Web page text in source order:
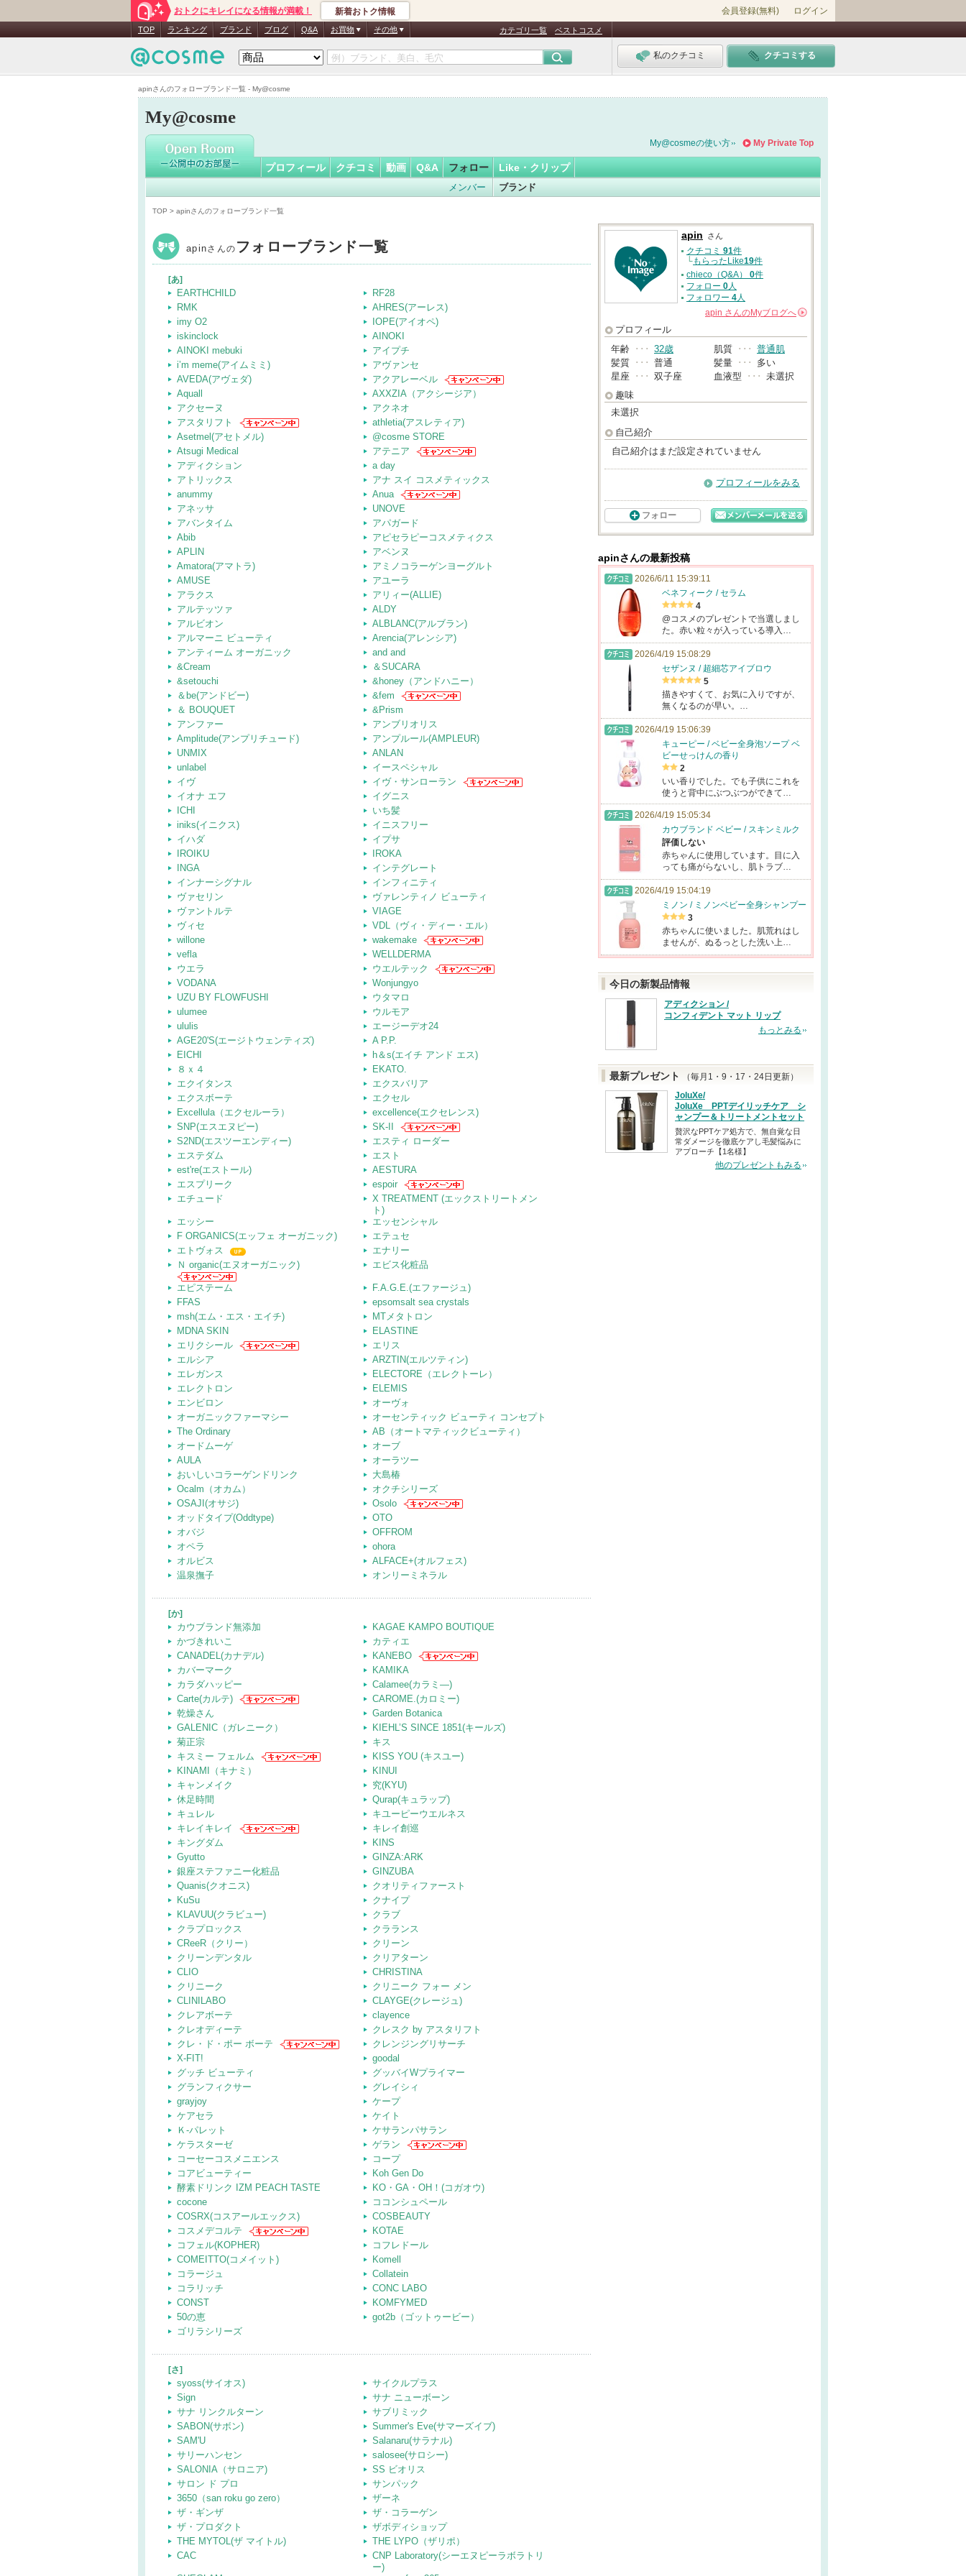
apinさんのフォローブランド一覧 - My@cosme
おトクにキレイになる情報が満載！ 新着おトク情報 会員登録(無料) ログイン
TOP ランキング ブランド ブログ Q&A お買物 その他 カテゴリ一覧 ベストコスメ
私のクチコミ クチコミする
My@cosme
apinさん
My Private Top
My@cosmeの使い方
プロフィール クチコミ 動画 Q&A フォロー
メンバー ブランド
Like・クリップ
TOP > apinさんのフォローブランド一覧
apinさんの フォローブランド一覧
[あ]
EARTHCHILD
RF28
RMK
AHRES(アーレス)
imy O2
IOPE(アイオペ)
iskinclock
AINOKI
AINOKI mebuki
アイプチ
i’m meme(アイムミミ)
アヴァンセ
AVEDA(アヴェダ)
アクアレーベル
Aquall
AXXZIA（アクシージア）
アクセーヌ
アクネオ
アスタリフト
athletia(アスレティア)
Asetmel(アセトメル)
@cosme STORE
Atsugi Medical
アテニア
アディクション
a day
アトリックス
アナ スイ コスメティックス
anummy
Anua
アネッサ
UNOVE
アバンタイム
アパガード
Abib
アピセラピーコスメティクス
APLIN
アベンヌ
Amatora(アマトラ)
アミノコラーゲンヨーグルト
AMUSE
アユーラ
アラクス
アリィー(ALLIE)
アルテッツァ
ALDY
アルビオン
ALBLANC(アルブラン)
アルマーニ ビューティ
Arencia(アレンシア)
アンティーム オーガニック
and and
&Cream
＆SUCARA
&setouchi
&honey（アンドハニー）
＆be(アンドビー)
&fem
＆ BOUQUET
&Prism
アンファー
アンブリオリス
Amplitude(アンプリチュード)
アンプルール(AMPLEUR)
UNMIX
ANLAN
unlabel
イースペシャル
イヴ
イヴ・サンローラン
イオナ エフ
イグニス
ICHI
いち髪
iniks(イニクス)
イニスフリー
イハダ
イプサ
IROIKU
IROKA
INGA
インテグレート
インナーシグナル
インフィニティ
ヴァセリン
ヴァレンティノ ビューティ
ヴァントルテ
VIAGE
ヴィセ
VDL（ヴィ・ディー・エル）
willone
wakemake
vefla
WELLDERMA
ウエラ
ウエルテック
VODANA
Wonjungyo
UZU BY FLOWFUSHI
ウタマロ
ulumee
ウルモア
ululis
エージーデオ24
AGE20'S(エージトウェンティズ)
A P.P.
EICHI
h＆s(エイチ アンド エス)
８ｘ４
EKATO.
エクイタンス
エクスバリア
エクスボーテ
エクセル
Excellula（エクセルーラ）
excellence(エクセレンス)
SNP(エスエヌピー)
SK-II
S2ND(エスツーエンディー)
エスティ ローダー
エステダム
エスト
est're(エストール)
AESTURA
エスプリーク
espoir
エチュード
X TREATMENT (エックストリートメン
ト)
エッシー
エッセンシャル
F ORGANICS(エッフェ オーガニック)
エテュセ
エトヴォス
エナリー
Ｎ organic(エヌオーガニック)
エビス化粧品
エピステーム
F.A.G.E.(エファージュ)
FFAS
epsomsalt sea crystals
msh(エム・エス・エイチ)
MTメタトロン
MDNA SKIN
ELASTINE
エリクシール
エリス
エルシア
ARZTIN(エルツティン)
エレガンス
ELECTORE（エレクトーレ）
エレクトロン
ELEMIS
エンビロン
オーヴォ
オーガニックファーマシー
オーセンティック ビューティ コンセプト
The Ordinary
AB（オートマティックビューティ）
オードムーゲ
オーブ
AULA
オーラツー
おいしいコラーゲンドリンク
大島椿
Ocalm（オカム）
オクチシリーズ
OSAJI(オサジ)
Osolo
オッドタイプ(Oddtype)
OTO
オバジ
OFFROM
オペラ
ohora
オルビス
ALFACE+(オルフェス)
温泉撫子
オンリーミネラル
[か]
カウブランド無添加
KAGAE KAMPO BOUTIQUE
かづきれいこ
カティエ
CANADEL(カナデル)
KANEBO
カバーマーク
KAMIKA
カラダハッピー
Calamee(カラミ―)
Carte(カルテ)
CAROME.(カロミー)
乾燥さん
Garden Botanica
GALENIC（ガレニーク）
KIEHL’S SINCE 1851(キールズ)
菊正宗
キス
キスミー フェルム
KISS YOU (キスユー)
KINAMI（キナミ）
KINUI
キャンメイク
究(KYU)
休足時間
Qurap(キュラップ)
キュレル
キユーピーウエルネス
キレイキレイ
キレイ創巡
キングダム
KINS
Gyutto
GINZA:ARK
銀座ステファニー化粧品
GINZUBA
Quanis(クオニス)
クオリティファースト
KuSu
クナイプ
KLAVUU(クラビュー)
クラブ
クラプロックス
クラランス
CReeR（クリー）
クリーン
クリーンデンタル
クリアターン
CLIO
CHRISTINA
クリニーク
クリニーク フォー メン
CLINILABO
CLAYGE(クレージュ)
クレアボーテ
clayence
クレオディーテ
クレスク by アスタリフト
クレ・ド・ポー ボーテ
クレンジングリサーチ
X-FIT!
goodal
グッチ ビューティ
グッバイWプライマー
グランフィクサー
グレイシィ
grayjoy
ケープ
ケアセラ
ケイト
Ｋ-パレット
ケサランパサラン
ケラスターゼ
ゲラン
コーセーコスメニエンス
コープ
コアビューティー
Koh Gen Do
酵素ドリンク IZM PEACH TASTE
KO・GA・OH！(コガオウ)
cocone
ココンシュペール
COSRX(コスアールエックス)
COSBEAUTY
コスメデコルテ
KOTAE
コフェル(KOPHER)
コフレドール
COMEITTO(コメイット)
Komell
コラージュ
Collatein
コラリッチ
CONC LABO
CONST
KOMFYMED
50の恵
got2b（ゴットゥービー）
ゴリラシリーズ
[さ]
syoss(サイオス)
サイクルプラス
Sign
サナ ニューボーン
サナ リンクルターン
サブリミック
SABON(サボン)
Summer's Eve(サマーズイブ)
SAM'U
Salanaru(サラナル)
サリーハンセン
salosee(サロシー)
SALONIA（サロニア)
SS ビオリス
サロン ド プロ
サンパック
3650（san roku go zero）
ザーネ
ザ・ギンザ
ザ・コラーゲン
ザ・プロダクト
ザボディショップ
THE MYTOL(ザ マイトル)
THE LYPO（ザリポ）
CAC
CNP Laboratory(シーエヌピーラボラトリ
ー)
apin さん
クチコミ 91件
└もらったLike19件
chieco（Q&A） 0件
フォロー 0人
フォロワー 4人
apin さんのMyブログへ
プロフィール
年齢 ･･･ 32歳 肌質 ･･･ 普通肌
髪質 ･･･ 普通 髪量 ･･･
多い
星座 ･･･ 双子座 血液型 ･･･ 未選択
趣味
未選択
自己紹介
自己紹介はまだ設定されていません
プロフィールをみる
フォロー
apinさんの最新投稿
2026/6/11 15:39:11
ベネフィーク / セラム
4
@コスメのプレゼントで当選しまし
た。赤い粒々が入っている導入…
2026/4/19 15:08:29
セザンヌ / 超細芯アイブロウ
5
描きやすくて、お気に入りですが、
無くなるのが早い。…
2026/4/19 15:06:39
キューピー / ベビー全身泡ソープ ベ
ビーせっけんの香り
2
いい香りでした。でも子供にこれを
使うと背中にぶつぶつができて…
2026/4/19 15:05:34
カウブランド ベビー / スキンミルク
評価しない
赤ちゃんに使用しています。目に入
っても痛がらないし、肌トラブ…
2026/4/19 15:04:19
ミノン / ミノンベビー全身シャンプー
3
赤ちゃんに使いました。肌荒れはし
ませんが、ぬるっとした洗い上…
今日の新製品情報
アディクション /
コンフィデント マット リップ
もっとみる
最新プレゼント
（毎月1・9・17・24日更新）
JoluXe/
JoluXe PPTデイリッチケア シ
ャンプー＆トリートメントセット
贅沢なPPTケア処方で、無自覚な日
常ダメージを徹底ケアし毛髪悩みに
アプローチ【1名様】
他のプレゼントもみる